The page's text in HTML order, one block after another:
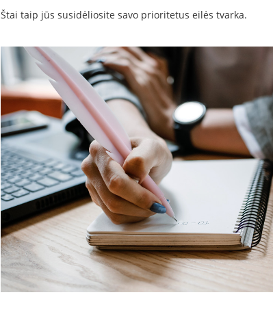
Štai taip jūs susidėliosite savo prioritetus eilės tvarka.